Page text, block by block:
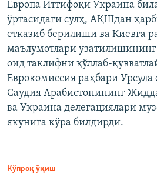
Европа Иттифоқи Украина
ўртасидаги сулҳ, АҚШдан
етказиб берилиши ва Киевга
маълумотлари
оид таклифни қўллаб-
Еврокомиссия раҳбари
Саудия Арабистонининг
ва Украина делегациялари
якунига кўра билдирди.
Кўпроқ ўқиш